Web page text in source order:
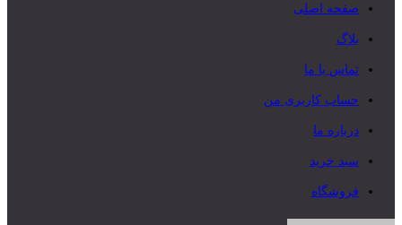
صفحه اصلی
بلاگ
تماس با ما
حساب کاربری من
درباره ما
سبد خرید
فروشگاه